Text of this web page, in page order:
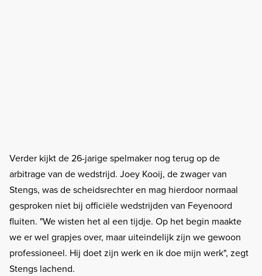
Verder kijkt de 26-jarige spelmaker nog terug op de
arbitrage van de wedstrijd. Joey Kooij, de zwager van
Stengs, was de scheidsrechter en mag hierdoor normaal
gesproken niet bij officiële wedstrijden van Feyenoord
fluiten. "We wisten het al een tijdje. Op het begin maakte
we er wel grapjes over, maar uiteindelijk zijn we gewoon
professioneel. Hij doet zijn werk en ik doe mijn werk", zegt
Stengs lachend.